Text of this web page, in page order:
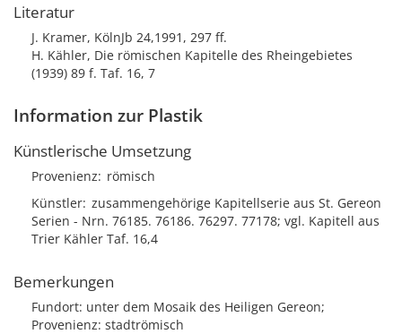
Literatur
J. Kramer, KölnJb 24,1991, 297 ff.
H. Kähler, Die römischen Kapitelle des Rheingebietes
(1939) 89 f. Taf. 16, 7
Information zur Plastik
Künstlerische Umsetzung
Provenienz
römisch
Künstler zusammengehörige Kapitellserie aus St. Gereon
Serien - Nrn. 76185. 76186. 76297. 77178; vgl. Kapitell aus
Trier Kähler Taf. 16,4
Bemerkungen
Fundort: unter dem Mosaik des Heiligen Gereon;
Provenienz: stadtrömisch